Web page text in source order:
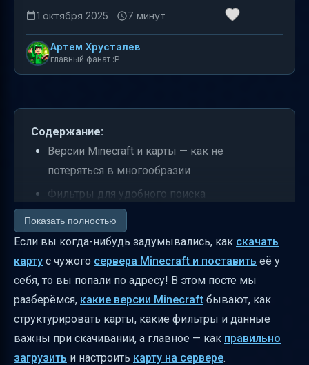
1 октября 2025 7 минут
Артем Хрусталев
главный фанат :P
Содержание:
Версии Minecraft и карты — как не
потеряться в многообразии
Фильтры для удобного поиска
Что показывать рядом с каждой версией
карты
Сигналы доверия и как их читать
Как объяснить разделы на странице с
картами
Безопасность и модерация — почему это
важно
Показать полностью
Если вы когда-нибудь задумывались, как скачать
карту с чужого сервера Minecraft и поставить её у
себя, то вы попали по адресу! В этом посте мы
разберёмся, какие версии Minecraft бывают, как
структурировать карты, какие фильтры и данные
важны при скачивании, а главное — как правильно
загрузить и настроить карту на сервере.